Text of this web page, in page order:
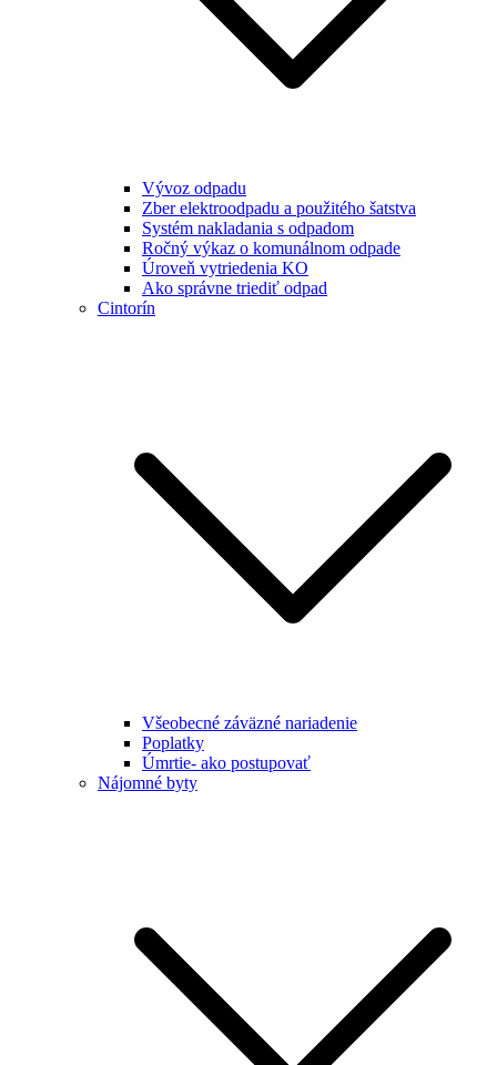
Vývoz odpadu
Zber elektroodpadu a použitého šatstva
Systém nakladania s odpadom
Ročný výkaz o komunálnom odpade
Úroveň vytriedenia KO
Ako správne triediť odpad
Cintorín
Všeobecné záväzné nariadenie
Poplatky
Úmrtie- ako postupovať
Nájomné byty